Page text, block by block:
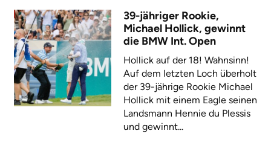
39-jähriger Rookie,
Michael Hollick, gewinnt
die BMW Int. Open
Hollick auf der 18! Wahnsinn!
Auf dem letzten Loch überholt
der 39-jährige Rookie Michael
Hollick mit einem Eagle seinen
Landsmann Hennie du Plessis
und gewinnt...